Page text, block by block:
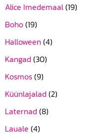
Alice Imedemaal(19)
Boho(19)
Halloween (4)
Kangad (30)
Kosmos(9)
Küünlajalad (2)
Laternad (8)
Lauale (4)